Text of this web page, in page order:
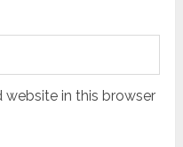
website in this browser